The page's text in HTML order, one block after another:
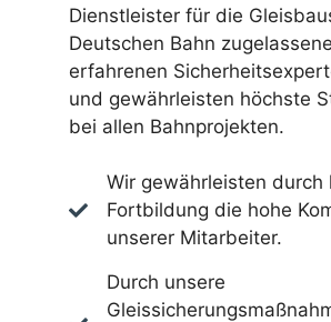
Dienstleister für die
Deutschen Bahn
erfahrenen
und gewährleisten höchste
bei allen Bahnprojekten.
Wir gewährleisten durch
Fortbildung die hohe
unserer Mitarbeiter.
Durch unsere